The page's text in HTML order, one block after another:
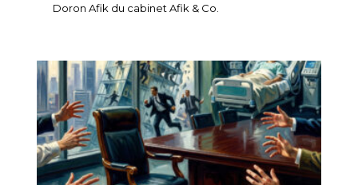
Doron Afik du cabinet Afik & Co.